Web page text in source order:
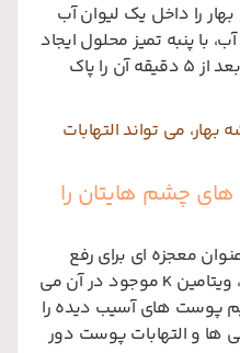
را داخل یک لیوان آب
با پنبه تمیز محلول ایجاد
شده را اطراف چشمتان بمالید. (بعد از 5 دقیقه آن را پاک
می تواند التهابات
های چشم هایتان را
معجزه ای برای رفع
K موجود در آن می
پوست های آسیب دیده را
ها و التهابات پوست دور